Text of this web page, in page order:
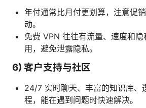
年付通常比月付更划算，注意促
动。
免费 VPN 往往有流量、速度和
用，避免泄露隐私。
6) 客户支持与社区
24/7 实时聊天、丰富的知识库、
程，能在遇到问题时快速解决。